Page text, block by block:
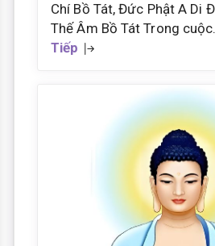
Chí Bồ Tát, Đức Phật A Di
Thế Âm Bồ Tát Trong
Tiếp